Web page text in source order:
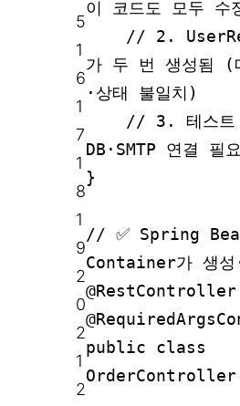
5
1
6
1
7
1
8
1
9
2
0
2
1
2
이 코드도 모두 수
// 2.
가 두 번 생성됨 (
·상태 불일치)
// 3. 테스트
DB·SMTP 연결 필요
}
// ✅ Spring
Container가 생성
@RestController
public class